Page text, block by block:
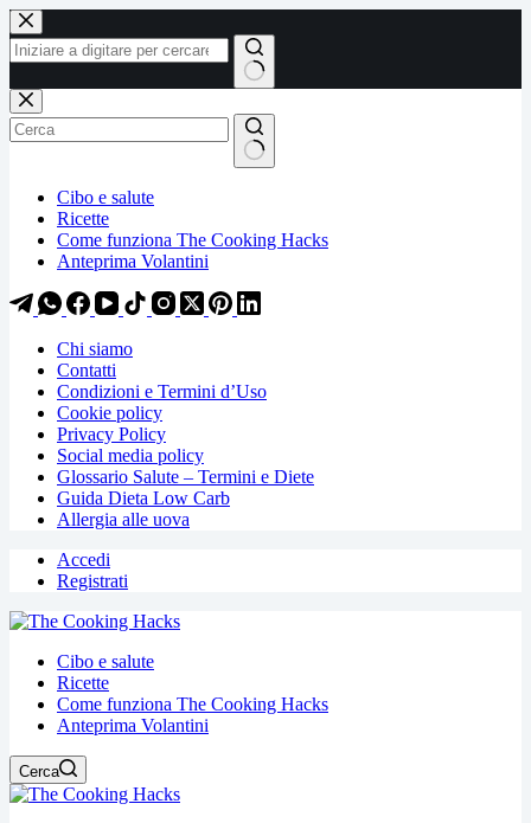
Salta
al
contenuto
Salta
al
contenuto
Nessun
risultato
Cibo e salute
Ricette
Come funziona The Cooking Hacks
Anteprima Volantini
Chi siamo
Contatti
Condizioni e Termini d’Uso
Cookie policy
Privacy Policy
Social media policy
Glossario Salute – Termini e Diete
Guida Dieta Low Carb
Allergia alle uova
Accedi
Registrati
Cibo e salute
Ricette
Come funziona The Cooking Hacks
Anteprima Volantini
Cerca